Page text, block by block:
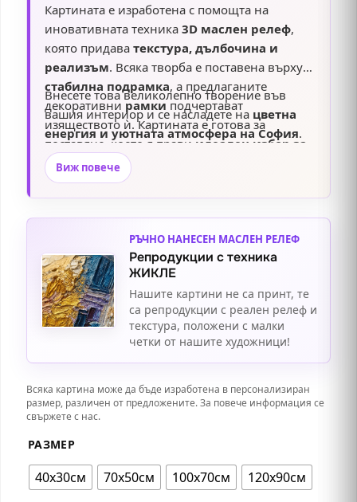
Картината е изработена с помощта на
иновативната техника 3D маслен релеф,
която придава текстура, дълбочина и
реализъм. Всяка творба е поставена върху
стабилна подрамка, а предлаганите
декоративнирамкиподчертават
изяществото ѝ. Картината е готова за
поставяне, което я правиидеален избор за
всяко пространство
Внесете това великолепно творение във
вашия интериор и се насладете на цветна
енергия и уютната атмосфера на София.
Виж повече
РЪЧНО НАНЕСЕН МАСЛЕН РЕЛЕФ
Репродукции с техника
ЖИКЛЕ
Нашите картини не са принт, те
са репродукции с реален релеф и
текстура, положени с малки
четки от нашите художници!
Всяка картина може да бъде изработена в персонализиран
размер, различен от предложените. За повече информация се
свържете с нас.
РАЗМЕР
40х30см 70х50см 100х70см 120х90см